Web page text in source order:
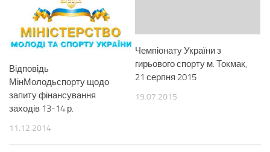
Відповідь
МінМолодьспорту щодо
запиту фінансування
заходів 13-14 р.
11.12.2014
Чемпіонату України з
гирьового спорту м. Токмак,
21 серпня 2015
19.07.2015